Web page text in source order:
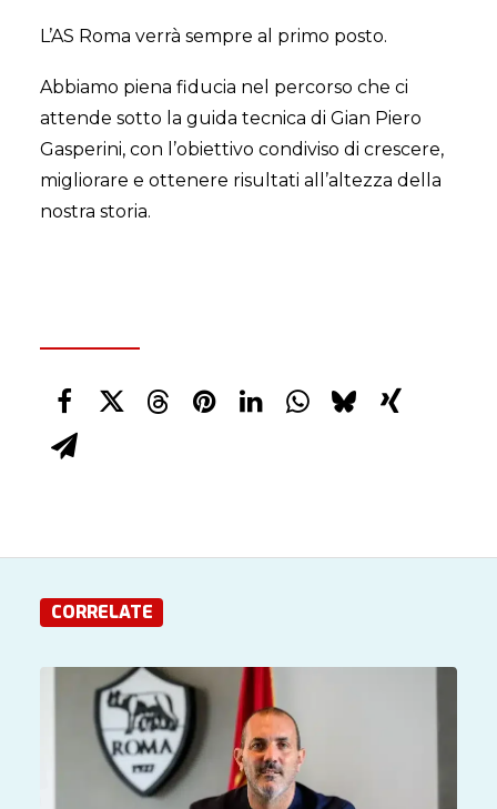
L’AS Roma verrà sempre al primo posto.
Abbiamo piena fiducia nel percorso che ci
attende sotto la guida tecnica di Gian Piero
Gasperini, con l’obiettivo condiviso di crescere,
migliorare e ottenere risultati all’altezza della
nostra storia.
CORRELATE